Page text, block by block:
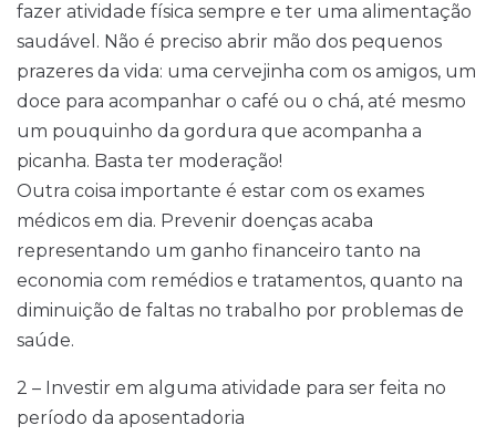
fazer atividade física sempre e ter uma alimentação
saudável. Não é preciso abrir mão dos pequenos
prazeres da vida: uma cervejinha com os amigos, um
doce para acompanhar o café ou o chá, até mesmo
um pouquinho da gordura que acompanha a
picanha. Basta ter moderação!
Outra coisa importante é estar com os exames
médicos em dia. Prevenir doenças acaba
representando um ganho financeiro tanto na
economia com remédios e tratamentos, quanto na
diminuição de faltas no trabalho por problemas de
saúde.
2 – Investir em alguma atividade para ser feita no
período da aposentadoria